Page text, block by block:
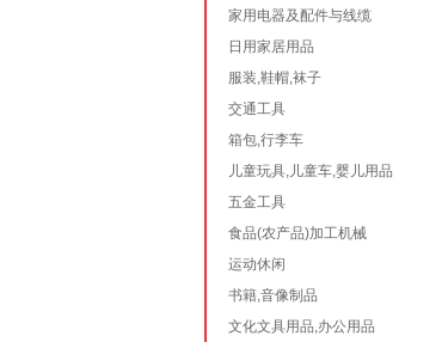
家用电器及配件与线缆
日用家居用品
服装,鞋帽,袜子
交通工具
箱包,行李车
儿童玩具,儿童车,婴儿用品
五金工具
食品(农产品)加工机械
运动休闲
书籍,音像制品
文化文具用品,办公用品